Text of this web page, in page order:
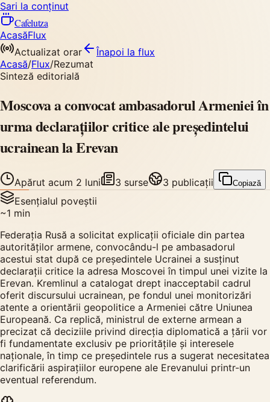
Sari la conținut
Cafelutza
AcasăFlux
Actualizat orar
Înapoi la flux
Acasă/Flux/Rezumat
Sinteză editorială
Moscova a convocat ambasadorul Armeniei în
urma declarațiilor critice ale președintelui
ucrainean la Erevan
Apărut acum 2 luni 3 surse 3 publicații Copiază
Esențialul poveștii
~1 min
Federația Rusă a solicitat explicații oficiale din partea
autorităților armene, convocându-l pe ambasadorul
acestui stat după ce președintele Ucrainei a susținut
declarații critice la adresa Moscovei în timpul unei vizite la
Erevan. Kremlinul a catalogat drept inacceptabil cadrul
oferit discursului ucrainean, pe fondul unei monitorizări
atente a orientării geopolitice a Armeniei către Uniunea
Europeană. Ca replică, ministrul de externe armean a
precizat că deciziile privind direcția diplomatică a țării vor
fi fundamentate exclusiv pe prioritățile și interesele
naționale, în timp ce președintele rus a sugerat necesitatea
clarificării aspirațiilor europene ale Erevanului printr-un
eventual referendum.